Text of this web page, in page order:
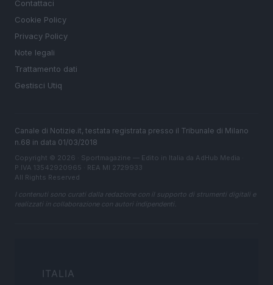
Contattaci
Cookie Policy
Privacy Policy
Note legali
Trattamento dati
Gestisci Utiq
Canale di Notizie.it, testata registrata presso il Tribunale di Milano
n.68 in data 01/03/2018
Copyright © 2026 · Sportmagazine — Edito in Italia da AdHub Media
P.IVA 13542920965 · REA MI 2729933
All Rights Reserved
I contenuti sono curati dalla redazione con il supporto di strumenti digitali e
realizzati in collaborazione con autori indipendenti.
ITALIA